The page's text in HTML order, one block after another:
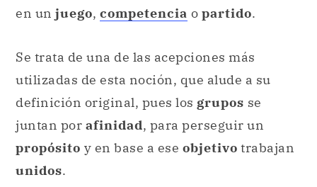
en un juego, competencia o partido.
Se trata de una de las acepciones más
utilizadas de esta noción, que alude a su
definición original, pues los grupos se
juntan por afinidad, para perseguir un
propósito y en base a ese objetivo trabajan
unidos.